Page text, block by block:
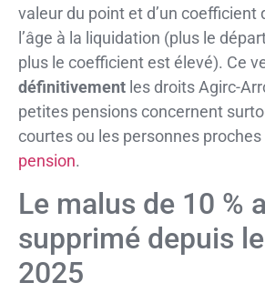
valeur du point et d’un coefficient
l’âge à la liquidation (plus le
plus le coefficient est élevé). Ce
définitivement les droits Agirc-
petites pensions concernent
courtes ou les personnes proches
pension.
Le malus de 10 %
supprimé depuis
2025